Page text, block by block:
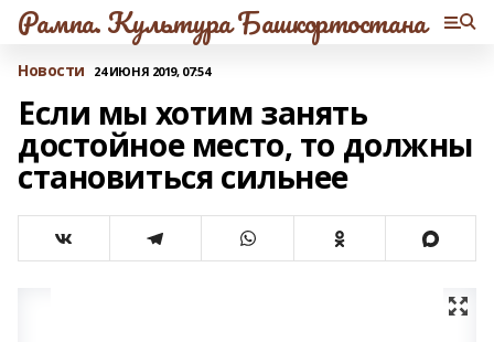
Рампа. Культура Башкортостана
Новости 24 ИЮНЯ 2019, 07:54
Если мы хотим занять
достойное место, то должны
становиться сильнее